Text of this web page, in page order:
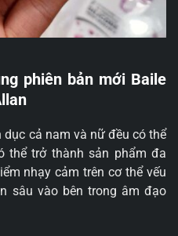
phiên bản mới Baile
cả nam và nữ đều có thể
thể trở thành sản phẩm đa
nhạy cảm trên cơ thể vếu
sâu vào bên trong âm đạo